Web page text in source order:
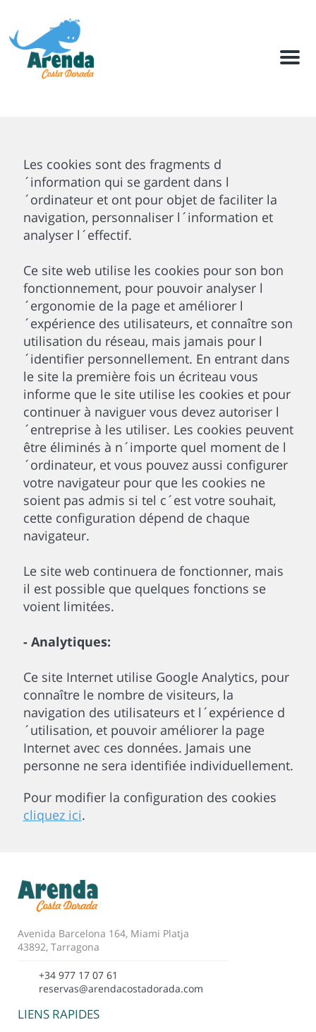
M
Les cookies sont des fragments d
´information qui se gardent dans l
´ordinateur et ont pour objet de faciliter la
navigation, personnaliser l´information et
analyser l´effectif.
Ce site web utilise les cookies pour son bon
fonctionnement, pour pouvoir analyser l
´ergonomie de la page et améliorer l
´expérience des utilisateurs, et connaître son
utilisation du réseau, mais jamais pour l
´identifier personnellement. En entrant dans
le site la première fois un écriteau vous
informe que le site utilise les cookies et pour
continuer à naviguer vous devez autoriser l
´entreprise à les utiliser. Les cookies peuvent
être éliminés à n´importe quel moment de l
´ordinateur, et vous pouvez aussi configurer
votre navigateur pour que les cookies ne
soient pas admis si tel c´est votre souhait,
cette configuration dépend de chaque
navigateur.
Le site web continuera de fonctionner, mais
il est possible que quelques fonctions se
voient limitées.
- Analytiques:
Ce site Internet utilise Google Analytics, pour
connaître le nombre de visiteurs, la
navigation des utilisateurs et l´expérience d
´utilisation, et pouvoir améliorer la page
Internet avec ces données. Jamais une
personne ne sera identifiée individuellement.
Pour modifier la configuration des cookies
cliquez ici.
Avenida Barcelona 164, Miami Platja
43892, Tarragona
+34 977 17 07 61
reservas@arendacostadorada.com
LIENS RAPIDES